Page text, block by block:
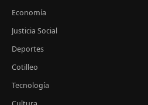
Economía
Justicia Social
Deportes
Cotilleo
Tecnología